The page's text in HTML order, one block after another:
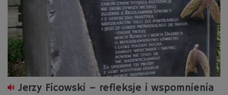
Jerzy Ficowski – refleksje i wspomnienia